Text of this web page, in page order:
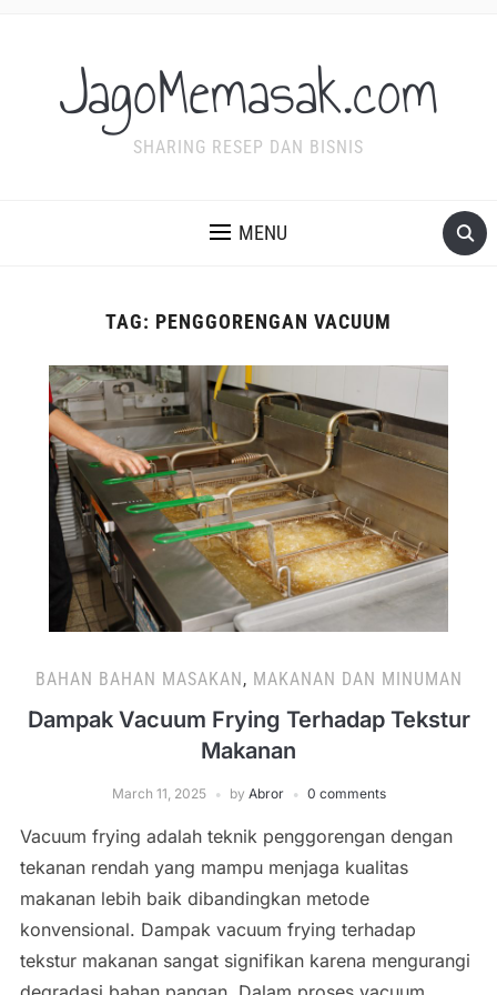
JagoMemasak.com
SHARING RESEP DAN BISNIS
MENU
TAG: PENGGORENGAN VACUUM
BAHAN BAHAN MASAKAN, MAKANAN DAN MINUMAN
Dampak Vacuum Frying Terhadap Tekstur
Makanan
March 11, 2025 by Abror 0 comments
Vacuum frying adalah teknik penggorengan dengan
tekanan rendah yang mampu menjaga kualitas
makanan lebih baik dibandingkan metode
konvensional. Dampak vacuum frying terhadap
tekstur makanan sangat signifikan karena mengurangi